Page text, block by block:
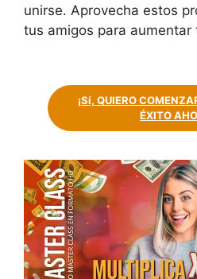
unirse. Aprovecha estos
tus amigos para aumentar
¡sí, QUIERO
ÉXITO